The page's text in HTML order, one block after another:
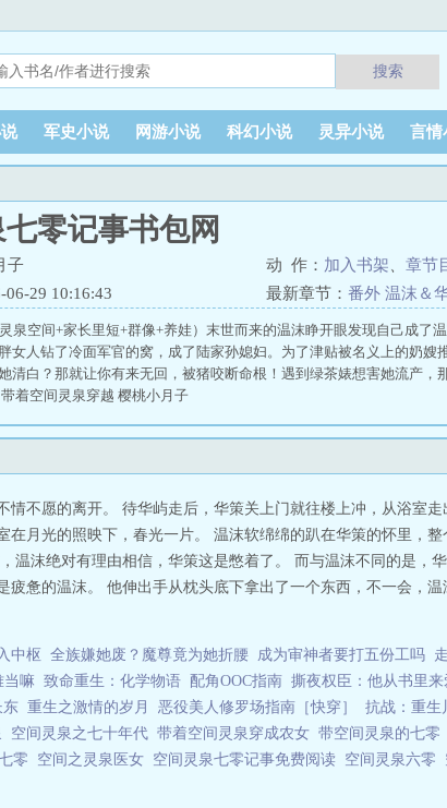
搜索
军史小说 网游小说 科幻小说 灵异小说 言情
零记事书包网
子 动 作： 加入书架 章节
29 10:16:43
最新章节： 番外 温沫＆
灵泉空间+家长里短+群像+养娃）末世而来的温沫睁开眼发现自己成了
女人钻了冷面军官的窝，成了陆家孙媳妇。为了津贴被名义上的奶嫂
清白？那就让你有来无回，被猪咬断命根！遇到绿茶婊想害她流产，
着空间灵泉穿越 樱桃小月子
情不愿的离开。 待华屿走后，华策关上门就往楼上冲，从浴室
在月光的照映下，春光一片。 温沫软绵绵的趴在华策的怀里，
温沫绝对有理由相信，华策这是憋着了。 而与温沫不同的是，
疲惫的温沫。 他伸出手从枕头底下拿出了一个东西，不一会，
中枢 全族嫌她废？魔尊竟为她折腰 成为审神者要打五份工吗
当嘛 致命重生：化学物语 配角OOC指南 撕夜权臣：他从书里来
东 重生之激情的岁月 恶役美人修罗场指南［快穿］ 抗战：重生
空间灵泉之七十年代 带着空间灵泉穿成农女 带空间灵泉的七零
零 空间之灵泉医女 空间灵泉七零记事免费阅读 空间灵泉六零